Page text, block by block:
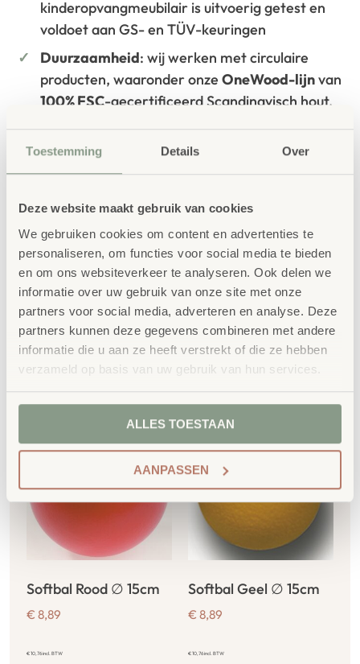
Toestemming Details Over
Deze website maakt gebruik van cookies
We gebruiken cookies om content en advertenties te
personaliseren, om functies voor social media te bieden
en om ons websiteverkeer te analyseren. Ook delen we
informatie over uw gebruik van onze site met onze
partners voor social media, adverteren en analyse. Deze
partners kunnen deze gegevens combineren met andere
informatie die u aan ze heeft verstrekt of die ze hebben
verzameld op basis van uw gebruik van hun services.
ALLES TOESTAAN
AANPASSEN
kinderopvangmeubilair is uitvoerig getest en
voldoet aan GS- en TÜV-keuringen
Duurzaamheid: wij werken met circulaire
producten, waaronder onzeOneWood-lijnvan
100% FSC-gecertificeerd Scandinavisch hout.
milieukeurmerk
EU-Ecolabel
Extra informatie
SKU 70476
Gerelateerde
producten
Softbal Rood ∅ 15cm
€ 8,89
€10,76incl. BTW
Softbal Geel ∅ 15cm
€ 8,89
€10,76incl. BTW